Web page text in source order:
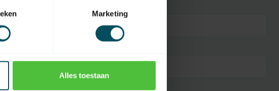
Marketing
Alles toestaan
72-Bit-Rolling-Code